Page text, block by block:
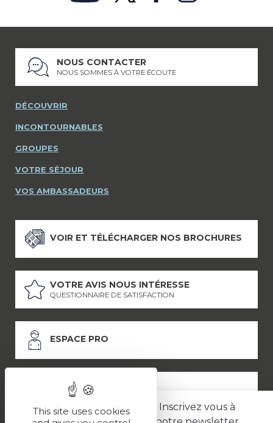
Inscrivez vous à
NOUS CONTACTER
NOUS SOMMES À VOTRE ÉCOUTE
DÉCOUVRIR
INCONTOURNABLES
GROUPES
VOTRE SÉJOUR
VOS AMBASSADEURS
VOIR ET TÉLÉCHARGER NOS BROCHURES
VOTRE AVIS NOUS INTÉRESSE
QUESTIONNAIRE DE SATISFACTION
ESPACE PRO
ESPACE PRESSE
This site uses cookies